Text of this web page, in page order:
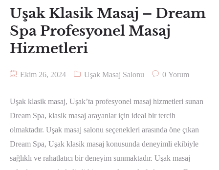
Uşak Klasik Masaj – Dream
Spa Profesyonel Masaj
Hizmetleri
Ekim 26, 2024 Uşak Masaj Salonu 0 Yorum
Uşak klasik masaj, Uşak’ta profesyonel masaj hizmetleri sunan
Dream Spa, klasik masaj arayanlar için ideal bir tercih
olmaktadır. Uşak masaj salonu seçenekleri arasında öne çıkan
Dream Spa, Uşak klasik masaj konusunda deneyimli ekibiyle
sağlıklı ve rahatlatıcı bir deneyim sunmaktadır. Uşak masaj